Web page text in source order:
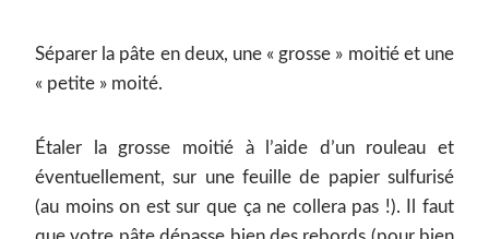
Séparer la pâte en deux, une « grosse » moitié et une
« petite » moité.
Étaler la grosse moitié à l’aide d’un rouleau et
éventuellement, sur une feuille de papier sulfurisé
(au moins on est sur que ça ne collera pas !). Il faut